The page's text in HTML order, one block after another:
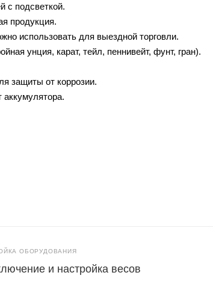
с подсветкой.
продукция.
использовать для выездной торговли.
унция, карат, тейл, пеннивейт, фунт, гран).
защиты от коррозии.
аккумулятора.
ОБОРУДОВАНИЯ
и настройка весов